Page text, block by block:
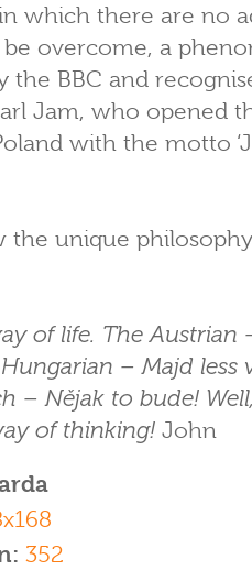
which there are no
overcome, a
the BBC and
Jam, who opened
with the motto
the unique
of life. The Austrian
– Majd less
– Nějak to bude!
of thinking! John
352